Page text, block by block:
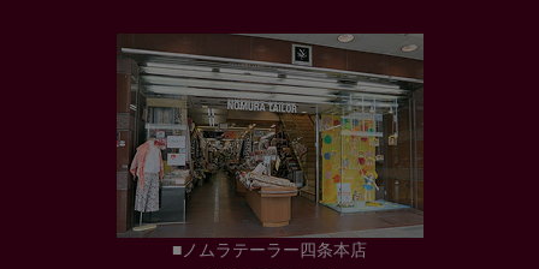
■ノムラテーラー四条本店